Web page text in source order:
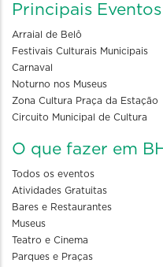
Principais Eventos
Arraial de Belô
Festivais Culturais Municipais
Carnaval
Noturno nos Museus
Zona Cultura Praça da Estação
Circuito Municipal de Cultura
O que fazer em
Todos os eventos
Atividades Gratuitas
Bares e Restaurantes
Museus
Teatro e Cinema
Parques e Praças